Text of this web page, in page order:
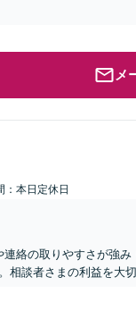
メ
：本日定休日
絡の取りやすさが強
談者さまの利益を大